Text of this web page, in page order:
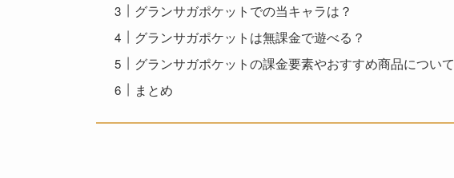
グランサガポケットでの当キャラは？
グランサガポケットは無課金で遊べる？
グランサガポケットの課金要素やおすすめ商品について
まとめ